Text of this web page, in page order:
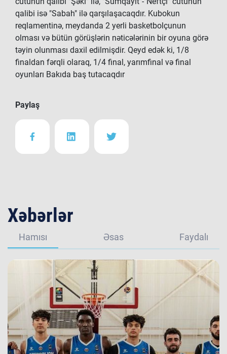
qalibi isə "Sabah" ilə qarşılaşacaqdır. Kubokun
reqlamentinə, meydanda 2 yerli basketbolçunun
olması və bütün görüşlərin nəticələrinin bir oyuna görə
təyin olunması daxil edilmişdir. Qeyd edək ki, 1/8
finaldan fərqli olaraq, 1/4 final, yarımfinal və final
oyunları Bakıda baş tutacaqdır
Paylaş
Xəbərlər
Hamısı Əsas Faydalı